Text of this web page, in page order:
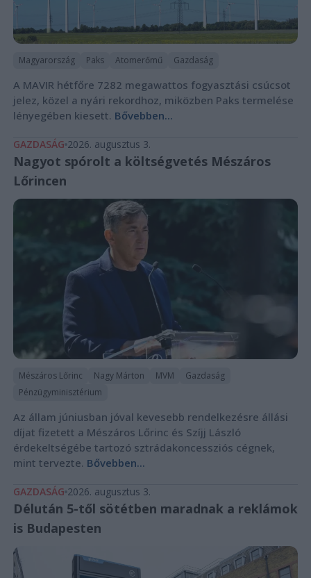
Magyarország Paks Atomerőmű Gazdaság
A MAVIR hétfőre 7282 megawattos fogyasztási csúcsot
jelez, közel a nyári rekordhoz, miközben Paks termelése
lényegében kiesett. Bővebben...
GAZDASÁG 2026. augusztus 3.
Nagyot spórolt a költségvetés Mészáros
Lőrincen
Mészáros Lőrinc Nagy Márton MVM
Gazdaság
Pénzügyminisztérium
Az állam júniusban jóval kevesebb rendelkezésre állási
díjat fizetett a Mészáros Lőrinc és Szíjj László
érdekeltségébe tartozó sztrádakoncessziós cégnek,
mint tervezte. Bővebben...
GAZDASÁG 2026. augusztus 3.
Délután 5-től sötétben maradnak a reklámok
is Budapesten